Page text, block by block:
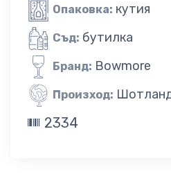
Опаковка: кутия
Съд: бутилка
Бранд: Bowmore
Произход:
2334